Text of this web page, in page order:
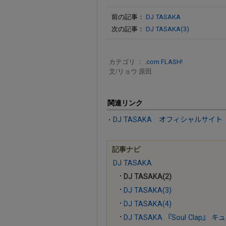
前の記事： DJ TASAKA
次の記事： DJ TASAKA(3)
カテゴリ ： .com FLASH!
文/リョウ 原田
関連リンク
DJ TASAKA オフィシャルサイト
記事ナビ
DJ TASAKA
DJ TASAKA(2)
DJ TASAKA(3)
DJ TASAKA(4)
DJ TASAKA 『Soul Clap』 キ